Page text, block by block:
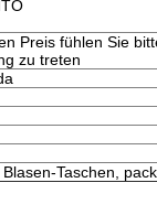
Preis fühlen Sie
zu treten
Taschen,